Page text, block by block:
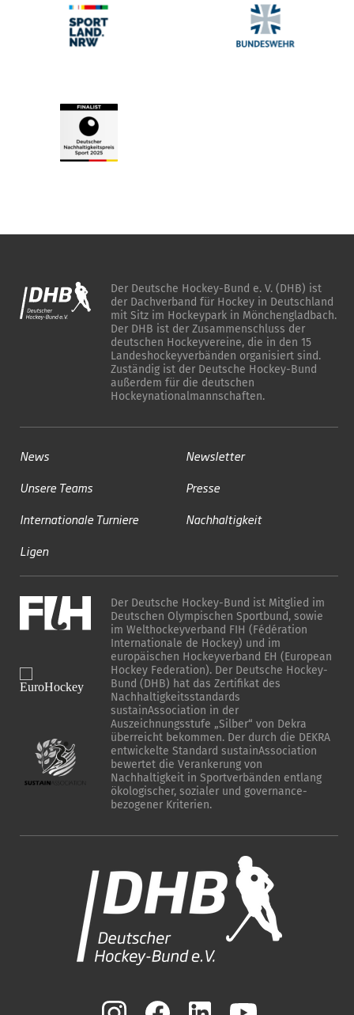
Der Deutsche Hockey-Bund e. V. (DHB) ist
der Dachverband für Hockey in Deutschland
mit Sitz im Hockeypark in Mönchengladbach.
Der DHB ist der Zusammenschluss der
deutschen Hockeyvereine, die in den 15
Landeshockeyverbänden organisiert sind.
Zuständig ist der Deutsche Hockey-Bund
außerdem für die deutschen
Hockeynationalmannschaften.
News
Unsere Teams
Internationale Turniere
Ligen
Newsletter
Presse
Nachhaltigkeit
Der Deutsche Hockey-Bund ist Mitglied im
Deutschen Olympischen Sportbund, sowie
im Welthockeyverband FIH (Fédération
Internationale de Hockey) und im
europäischen Hockeyverband EH (European
Hockey Federation). Der Deutsche Hockey-
Bund (DHB) hat das Zertifikat des
Nachhaltigkeitsstandards
sustainAssociation in der
Auszeichnungsstufe „Silber“ von Dekra
überreicht bekommen. Der durch die DEKRA
entwickelte Standard sustainAssociation
bewertet die Verankerung von
Nachhaltigkeit in Sportverbänden entlang
ökologischer, sozialer und governance-
bezogener Kriterien.